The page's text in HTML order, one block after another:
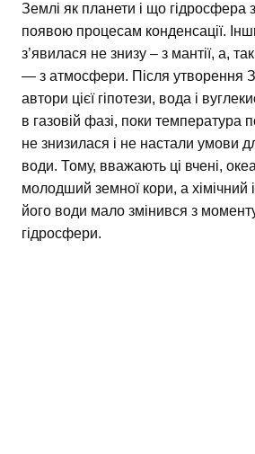
Землі як планети і що гідросфера
появою процесам конденсації.
з’явилася не знизу – з мантії, а,
— з атмосфери. Після утворення
автори цієї гіпотези, вода і
в газовій фазі, поки температура
не знизилася і не настали умови
води. Тому, вважають ці вчені,
молодший земної кори, а хімічний
його води мало змінився з
гідросфери.